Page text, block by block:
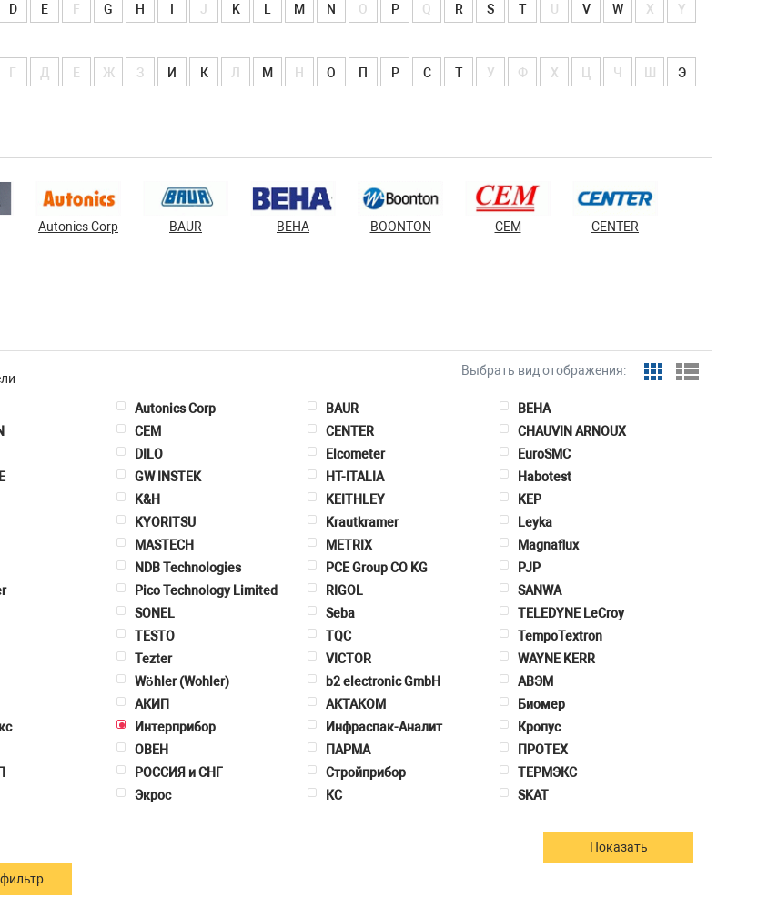
D E F G H J K M N O P Q R S T V W X Y
Г Д Е Ж З И К Л М Н О П Р С Т У Ф Х Ч Э
Autonics Corp BAUR BEHA BOONTON CEM CENTER
Выбрать вид отображения:
Autonics Corp BAUR
BEHA
CEM CENTER
CHAUVIN ARNOUX
DILO Elcometer
EuroSMC
GW INSTEK HT-ITALIA
Habotest
K&H KEITHLEY
KEP
KYORITSU Krautkramer
Leyka
MASTECH METRIX
Magnaflux
NDB Technologies PCE Group CO KG
PJP
Pico Technology Limited RIGOL
SANWA
SONEL Seba
TELEDYNE LeCroy
TESTO TQC
TempoTextron
Tezter VICTOR
WAYNE KERR
Wöhler (Wohler) b2 electronic GmbH
АВЭМ
АКИП АКТАКОМ
Биомер
Интерприбор Инфраспак-Аналит
Кропус
ОВЕН ПАРМА
ПРОТЕХ
РОССИЯ и СНГ Стройприбор
ТЕРМЭКС
Экрос КС SKAT